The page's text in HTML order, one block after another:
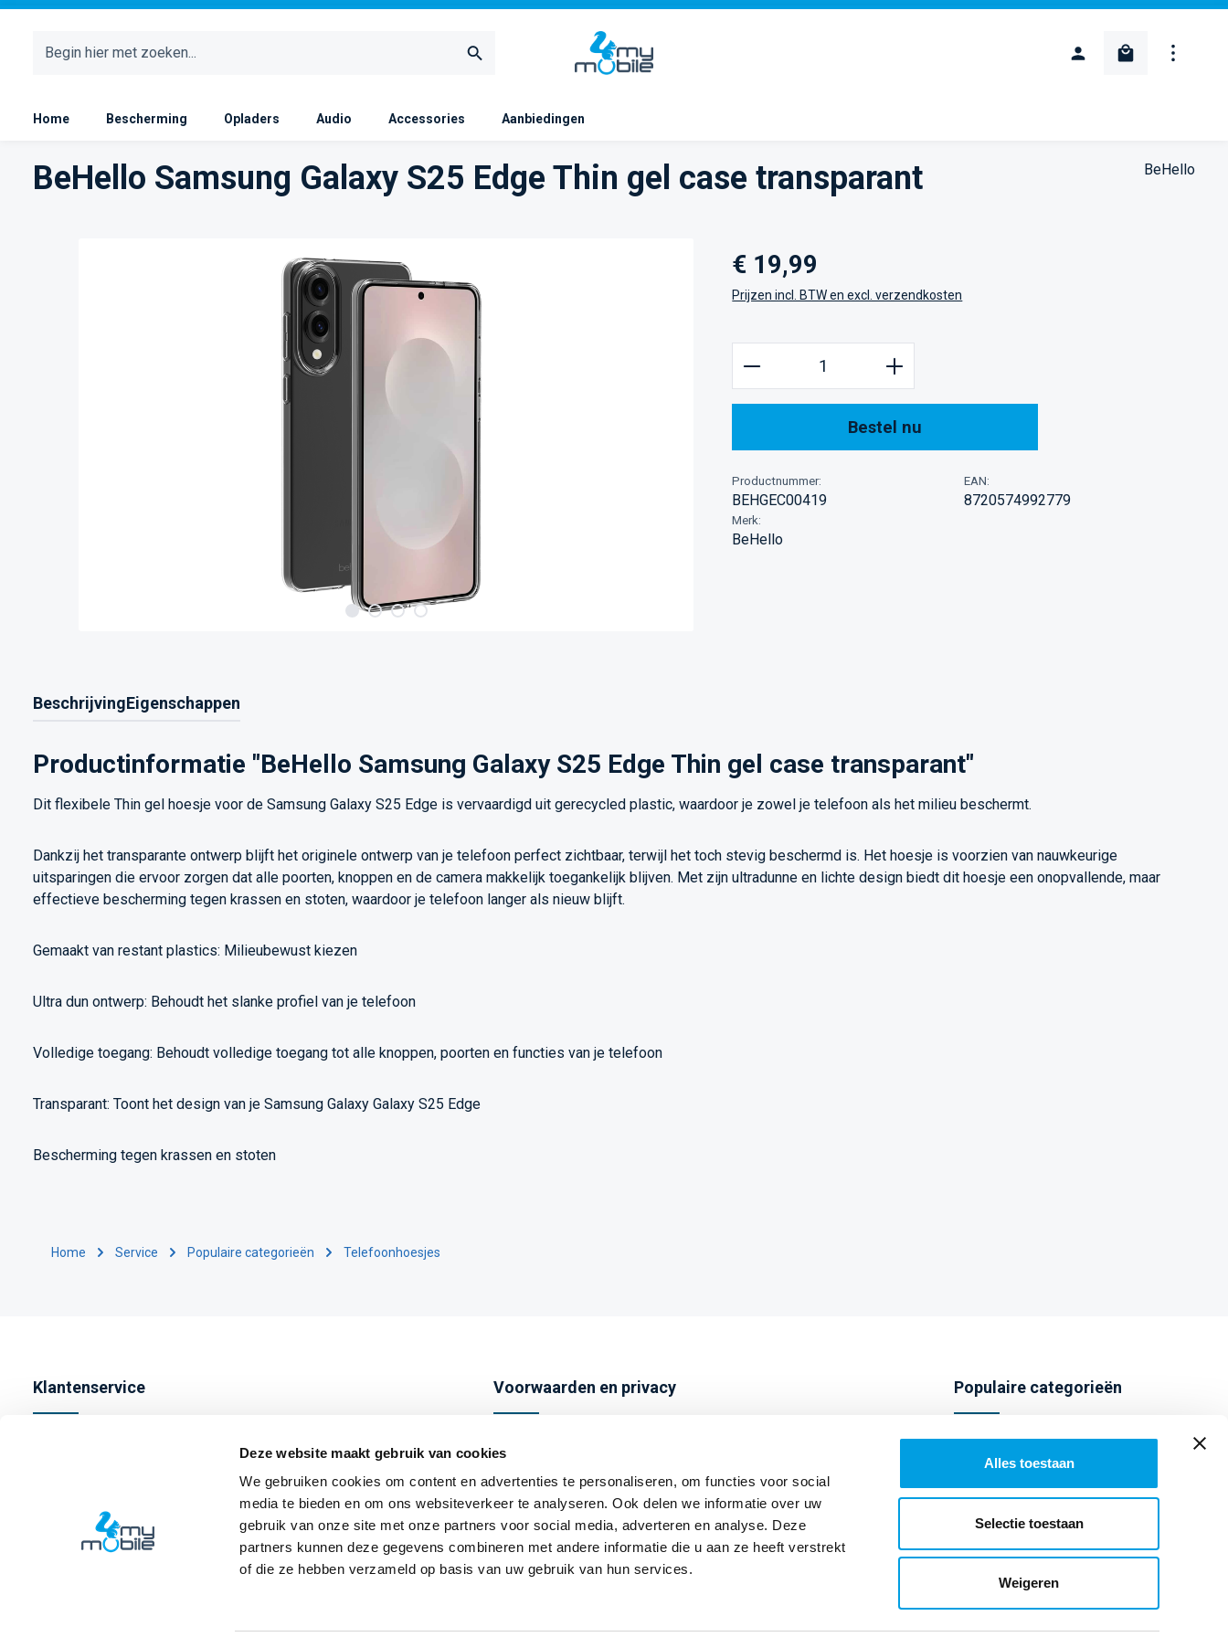
Deze website maakt gebruik van cookies
We gebruiken cookies om content en advertenties te personaliseren, om functies voor social
media te bieden en om ons websiteverkeer te analyseren. Ook delen we informatie over uw
gebruik van onze site met onze partners voor social media, adverteren en analyse. Deze
partners kunnen deze gegevens combineren met andere informatie die u aan ze heeft verstrekt
of die ze hebben verzameld op basis van uw gebruik van hun services.
Alles toestaan
Selectie toestaan
Weigeren
Home Bescherming Opladers Audio Accessories Aanbiedingen
BeHello Samsung Galaxy S25 Edge Thin gel case transparant BeHello
Normale prijs:
€ 19,99
Prijzen incl. BTW en excl. verzendkosten
Producthoeveelheid: Voer de gewenste
Bestel nu
Productnummer:
BEHGEC00419
EAN:
8720574992779
Merk:
BeHello
BeschrijvingEigenschappen
Productinformatie "BeHello Samsung Galaxy S25 Edge Thin gel case transparant"
Dit flexibele Thin gel hoesje voor de Samsung Galaxy S25 Edge is vervaardigd uit gerecycled plastic, waardoor je zowel je telefoon als het milieu beschermt.
Dankzij het transparante ontwerp blijft het originele ontwerp van je telefoon perfect zichtbaar, terwijl het toch stevig beschermd is. Het hoesje is voorzien van nauwkeurige
uitsparingen die ervoor zorgen dat alle poorten, knoppen en de camera makkelijk toegankelijk blijven. Met zijn ultradunne en lichte design biedt dit hoesje een onopvallende, maar
effectieve bescherming tegen krassen en stoten, waardoor je telefoon langer als nieuw blijft.
Gemaakt van restant plastics: Milieubewust kiezen
Ultra dun ontwerp: Behoudt het slanke profiel van je telefoon
Volledige toegang: Behoudt volledige toegang tot alle knoppen, poorten en functies van je telefoon
Transparant: Toont het design van je Samsung Galaxy Galaxy S25 Edge
Bescherming tegen krassen en stoten
Home Service Populaire categorieën Telefoonhoesjes
Klantenservice
Verzenden
Voorwaarden en privacy
Privacybeleid
Disclaimer
Cookies
Populaire categorieën
Telefoonhoesjes